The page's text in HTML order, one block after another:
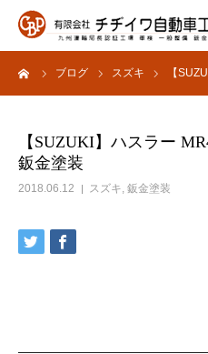
ブログ スズキ 【
【SUZUKI】ハスラー
鈑金塗装
2018.06.12 スズキ, 鈑金塗装
会社概要
よくあるご質問
採用情報